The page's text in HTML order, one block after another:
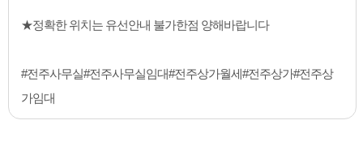
★정확한 위치는 유선안내 불가한점 양해바랍니다
#전주사무실#전주사무실임대#전주상가월세#전주상가#전주상
가임대